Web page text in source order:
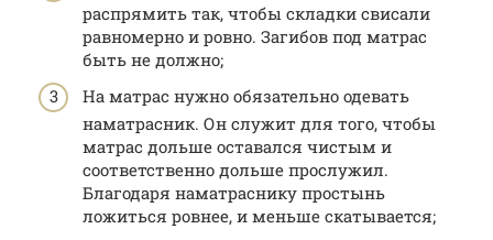
распрямить так, чтобы складки свисали
равномерно и ровно. Загибов под матрас
быть не должно;
На матрас нужно обязательно одевать
наматрасник. Он служит для того, чтобы
матрас дольше оставался чистым и
соответственно дольше прослужил.
Благодаря наматраснику простынь
ложиться ровнее, и меньше скатывается;